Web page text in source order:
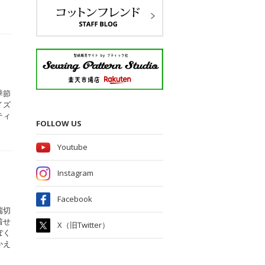
節
ズ
ィ
切
せ
FOLLOW US
Youtube
Instagram
Facebook
X（旧Twitter）